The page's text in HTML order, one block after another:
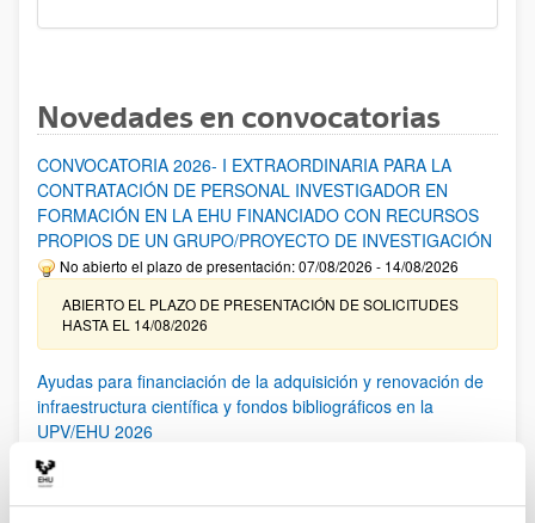
Novedades en convocatorias
CONVOCATORIA 2026- I EXTRAORDINARIA PARA LA
CONTRATACIÓN DE PERSONAL INVESTIGADOR EN
FORMACIÓN EN LA EHU FINANCIADO CON RECURSOS
PROPIOS DE UN GRUPO/PROYECTO DE INVESTIGACIÓN
No abierto el plazo de presentación: 07/08/2026 - 14/08/2026
ABIERTO EL PLAZO DE PRESENTACIÓN DE SOLICITUDES
HASTA EL 14/08/2026
Ayudas para financiación de la adquisición y renovación de
infraestructura científica y fondos bibliográficos en la
UPV/EHU 2026